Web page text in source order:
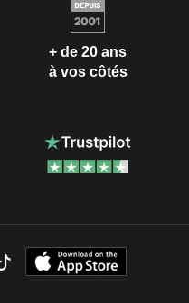
+ de 20 ans
à vos côtés